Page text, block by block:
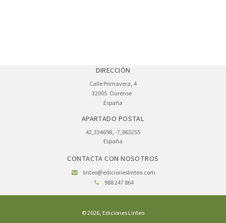
DIRECCIÓN
Calle Primavera, 4
32005 Ourense
España
APARTADO POSTAL
42,334698, -7,863255
España
CONTACTA CON NOSOTROS
linteo@edicioneslinteo.com
988 247 864
© 2026, Ediciones Linteo